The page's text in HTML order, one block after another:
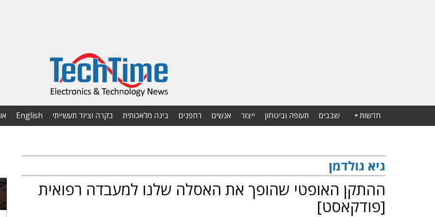
חדשות שבבים תעופה וביטחון ייצור אנשים רחפנים בינה מלאכותית בקרה וציוד תעשייתי English
גיא גולדמן
ההתקן האופטי שהופך את האסלה שלנו למעבדה רפואית
[פודקאסט]